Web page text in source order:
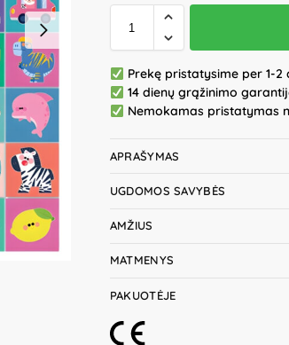
Prekę pristatysime per 1-2
14 dienų grąžinimo
Nemokamas pristatymas
APRAŠYMAS
UGDOMOS SAVYBĖS
AMŽIUS
MATMENYS
PAKUOTĖJE